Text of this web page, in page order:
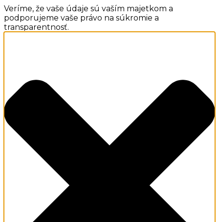
Veríme, že vaše údaje sú vaším majetkom a
podporujeme vaše právo na súkromie a
transparentnosť.